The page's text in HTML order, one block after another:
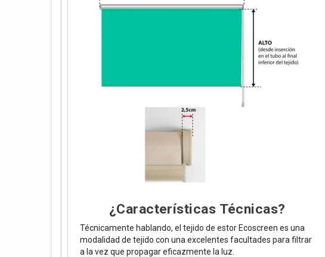
¿Características Técnicas?
Técnicamente hablando, el tejido de estor Ecoscreen es una
modalidad de tejido con una excelentes facultades para filtrar
a la vez que propagar eficazmente la luz.